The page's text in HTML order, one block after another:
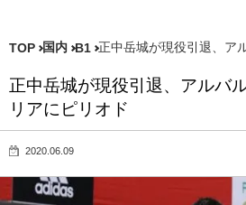
TOP 国内 B1 正中岳城が現役引退、ア
正中岳城が現役引退、アルバ
リアにピリオド
2020.06.09